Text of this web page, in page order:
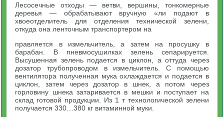
Лесосечные отходы — ветви, вершины, тонкомерные
деревья — обрабатывают вручную «ли подают в
хвоеотделитель для отделения технической зелени,
откуда она ленточным транспортером на
правляется в измельчитель, а затем на просушку в
барабан. В пневмосушилках зелень сепарируется.
Высушенная зелень подается в циклон, а оттуда через
дозатор трубопроводом в измельчитель. С помощью
вентилятора полученная мука охлаждается и подается в
циклон, затем через дозатор в шнек, а потом через
горловину шнека затаривается в мешки и поступает на
склад готовой продукции. Из 1 т технологической зелени
получается 330…380 кг витаминной муки.